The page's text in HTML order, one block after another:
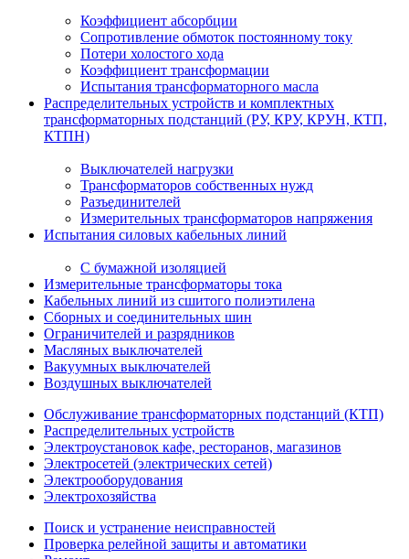
Коэффициент абсорбции
Сопротивление обмоток постоянному току
Потери холостого хода
Коэффициент трансформации
Испытания трансформаторного масла
Распределительных устройств и комплектных
трансформаторных подстанций (РУ, КРУ, КРУН, КТП,
КТПН)
Выключателей нагрузки
Трансформаторов собственных нужд
Разъединителей
Измерительных трансформаторов напряжения
Испытания силовых кабельных линий
С бумажной изоляцией
Измерительные трансформаторы тока
Кабельных линий из сшитого полиэтилена
Сборных и соединительных шин
Ограничителей и разрядников
Масляных выключателей
Вакуумных выключателей
Воздушных выключателей
Обслуживание трансформаторных подстанций (КТП)
Распределительных устройств
Электроустановок кафе, ресторанов, магазинов
Электросетей (электрических сетей)
Электрооборудования
Электрохозяйства
Поиск и устранение неисправностей
Проверка релейной защиты и автоматики